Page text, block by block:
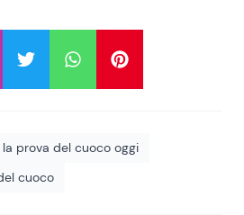
la prova del cuoco oggi
cuoco